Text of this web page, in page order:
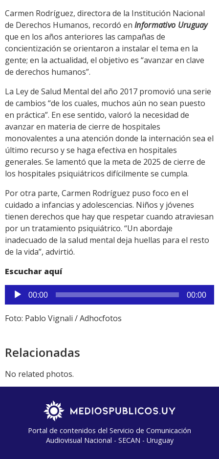
Carmen Rodríguez, directora de la Institución Nacional
de Derechos Humanos, recordó en Informativo Uruguay
que en los años anteriores las campañas de
concientización se orientaron a instalar el tema en la
gente; en la actualidad, el objetivo es “avanzar en clave
de derechos humanos”.
La Ley de Salud Mental del año 2017 promovió una serie
de cambios “de los cuales, muchos aún no sean puesto
en práctica”. En ese sentido, valoró la necesidad de
avanzar en materia de cierre de hospitales
monovalentes a una atención donde la internación sea el
último recurso y se haga efectiva en hospitales
generales. Se lamentó que la meta de 2025 de cierre de
los hospitales psiquiátricos difícilmente se cumpla.
Por otra parte, Carmen Rodríguez puso foco en el
cuidado a infancias y adolescencias. Niños y jóvenes
tienen derechos que hay que respetar cuando atraviesan
por un tratamiento psiquiátrico. “Un abordaje
inadecuado de la salud mental deja huellas para el resto
de la vida”, advirtió.
Escuchar aquí
Reproductor
de
audio
00:00 00:00
Foto: Pablo Vignali / Adhocfotos
Relacionadas
No related photos.
Portal de contenidos del Servicio de Comunicación
Audiovisual Nacional - SECAN - Uruguay